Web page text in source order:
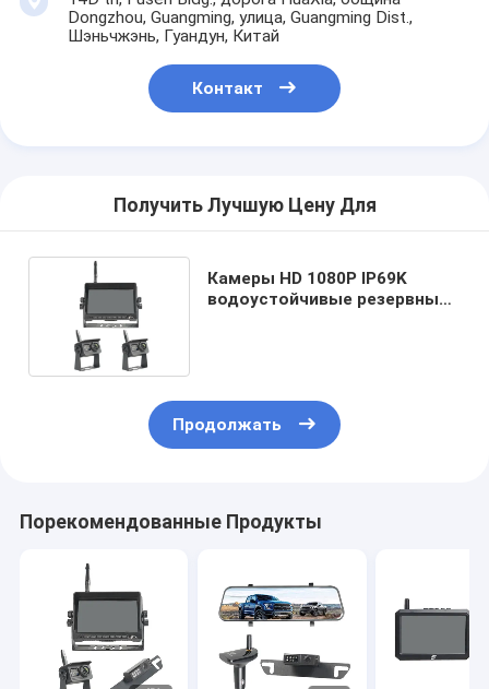
Dongzhou, Guangming, улица, Guangming Dist.,
Шэньчжэнь, Гуандун, Китай
Контакт
Получить Лучшую Цену Для
Камеры HD 1080P IP69K
водоустойчивые резервные
Продолжать
Порекомендованные Продукты